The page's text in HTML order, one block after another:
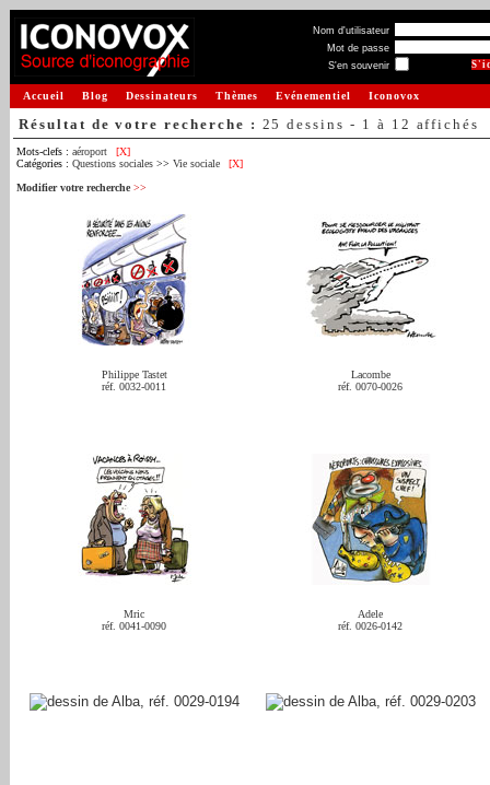
Nom d'utilisateur
Mot de passe
S'en souvenir
Accueil Blog Dessinateurs Thèmes Evénementiel Iconovox
Résultat de votre recherche : 25 dessins - 1 à 12 affichés
Mots-clefs : aéroport
[X]
Catégories : Questions sociales >> Vie sociale
[X]
Modifier votre recherche >>
Philippe Tastet
réf. 0032-0011
Lacombe
réf. 0070-0026
Mric
réf. 0041-0090
Adele
réf. 0026-0142